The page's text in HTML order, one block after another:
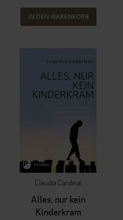
IN DEN WARENKORB
Claudia Cardinal
Alles, nur kein
Kinderkram